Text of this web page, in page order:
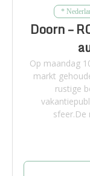
*
Doorn –
Op maandag
markt
rustige
sfeer.De